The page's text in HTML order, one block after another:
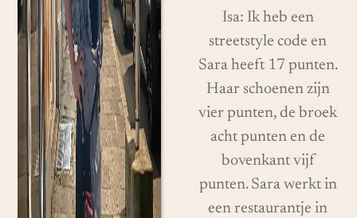
Isa: Ik heb een
streetstyle code en
Sara heeft 17 punten.
Haar schoenen zijn
vier punten, de broek
acht punten en de
bovenkant vijf
punten. Sara werkt in
een restaurantje in